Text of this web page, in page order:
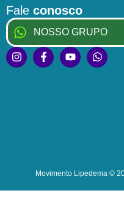
Fale conosco
NOSSO GRUPO
Movimento Lipedema ©